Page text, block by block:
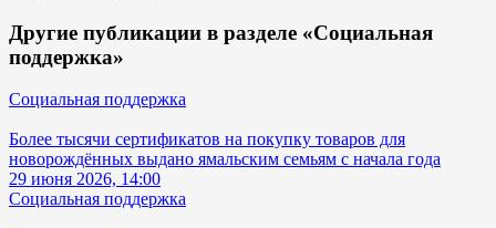
Другие публикации в разделе «Социальная
поддержка»
Социальная поддержка
Более тысячи сертификатов на покупку товаров для
новорождённых выдано ямальским семьям с начала года
29 июня 2026, 14:00
Социальная поддержка